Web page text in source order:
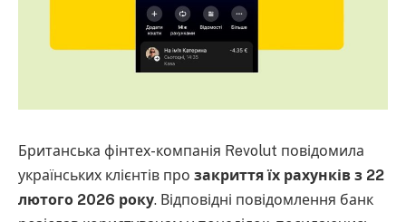
Британська фінтех-компанія Revolut повідомила
українських клієнтів про закриття їх рахунків з 22
лютого 2026 року. Відповідні повідомлення банк